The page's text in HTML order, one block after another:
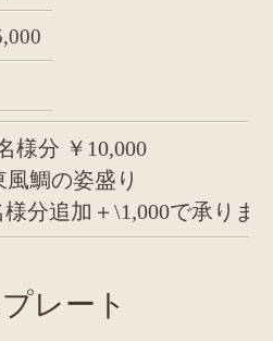
様分 ￥10,000
風鯛の姿盛り
分追加＋\1,000で承りま
レート